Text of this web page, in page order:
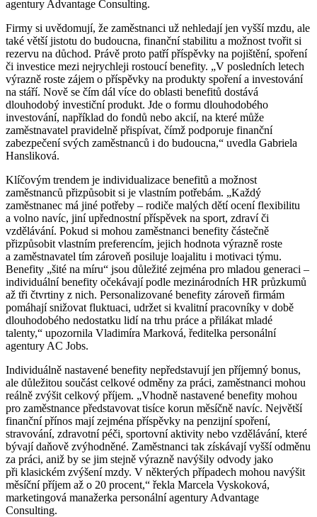
agentury Advantage Consulting.
Firmy si uvědomují, že zaměstnanci už nehledají jen vyšší mzdu, ale
také větší jistotu do budoucna, finanční stabilitu a možnost tvořit si
rezervu na důchod. Právě proto patří příspěvky na pojištění, spoření
či investice mezi nejrychleji rostoucí benefity. „V posledních letech
výrazně roste zájem o příspěvky na produkty spoření a investování
na stáří. Nově se čím dál více do oblasti benefitů dostává
dlouhodobý investiční produkt. Jde o formu dlouhodobého
investování, například do fondů nebo akcií, na které může
zaměstnavatel pravidelně přispívat, čímž podporuje finanční
zabezpečení svých zaměstnanců i do budoucna,“ uvedla Gabriela
Hansliková.
Klíčovým trendem je individualizace benefitů a možnost
zaměstnanců přizpůsobit si je vlastním potřebám. „Každý
zaměstnanec má jiné potřeby – rodiče malých dětí ocení flexibilitu
a volno navíc, jiní upřednostní příspěvek na sport, zdraví či
vzdělávání. Pokud si mohou zaměstnanci benefity částečně
přizpůsobit vlastním preferencím, jejich hodnota výrazně roste
a zaměstnavatel tím zároveň posiluje loajalitu i motivaci týmu.
Benefity „šité na míru“ jsou důležité zejména pro mladou generaci –
individuální benefity očekávají podle mezinárodních HR průzkumů
až tři čtvrtiny z nich. Personalizované benefity zároveň firmám
pomáhají snižovat fluktuaci, udržet si kvalitní pracovníky v době
dlouhodobého nedostatku lidí na trhu práce a přilákat mladé
talenty,“ upozornila Vladimíra Marková, ředitelka personální
agentury AC Jobs.
Individuálně nastavené benefity nepředstavují jen příjemný bonus,
ale důležitou součást celkové odměny za práci, zaměstnanci mohou
reálně zvýšit celkový příjem. „Vhodně nastavené benefity mohou
pro zaměstnance představovat tisíce korun měsíčně navíc. Největší
finanční přínos mají zejména příspěvky na penzijní spoření,
stravování, zdravotní péči, sportovní aktivity nebo vzdělávání, které
bývají daňově zvýhodněné. Zaměstnanci tak získávají vyšší odměnu
za práci, aniž by se jim stejně výrazně navýšily odvody jako
při klasickém zvýšení mzdy. V některých případech mohou navýšit
měsíční příjem až o 20 procent,“ řekla Marcela Vyskoková,
marketingová manažerka personální agentury Advantage
Consulting.